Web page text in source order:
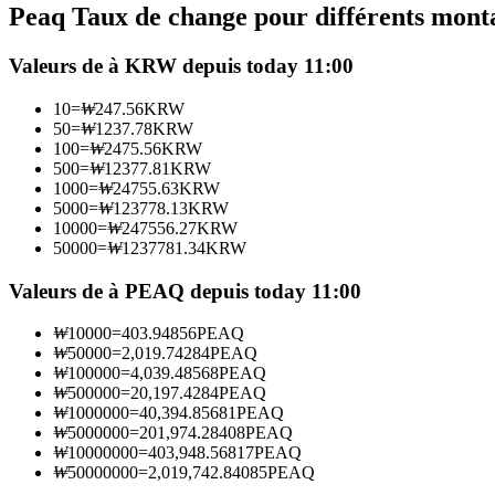
Futures utilisant l'USDC comme garantie
Copie de Trading
Rejoignez les meilleurs traders
Peaq Taux de change pour différents
Valeurs de à KRW depuis today 11:00
10=₩247.56KRW
50=₩1237.78KRW
100=₩2475.56KRW
500=₩12377.81KRW
1000=₩24755.63KRW
5000=₩123778.13KRW
10000=₩247556.27KRW
50000=₩1237781.34KRW
Valeurs de à PEAQ depuis today 11:00
₩10000=403.94856PEAQ
₩50000=2,019.74284PEAQ
₩100000=4,039.48568PEAQ
₩500000=20,197.4284PEAQ
₩1000000=40,394.85681PEAQ
₩5000000=201,974.28408PEAQ
₩10000000=403,948.56817PEAQ
₩50000000=2,019,742.84085PEAQ